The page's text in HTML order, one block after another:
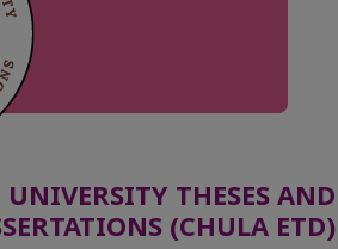
THESES AND
(CHULA ETD)